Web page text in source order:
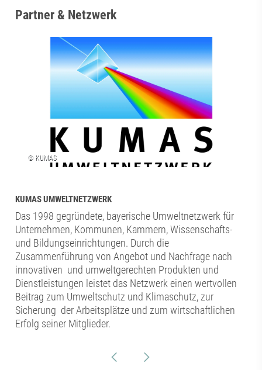
Partner & Netzwerk
KUMAS UMWELTNETZWERK
Das 1998 gegründete, bayerische Umweltnetzwerk für
Unternehmen, Kommunen, Kammern, Wissenschafts-
und Bildungseinrichtungen. Durch die
Zusammenführung von Angebot und Nachfrage nach
innovativen und umweltgerechten Produkten und
Dienstleistungen leistet das Netzwerk einen wertvollen
Beitrag zum Umweltschutz und Klimaschutz, zur
Sicherung der Arbeitsplätze und zum wirtschaftlichen
Erfolg seiner Mitglieder.